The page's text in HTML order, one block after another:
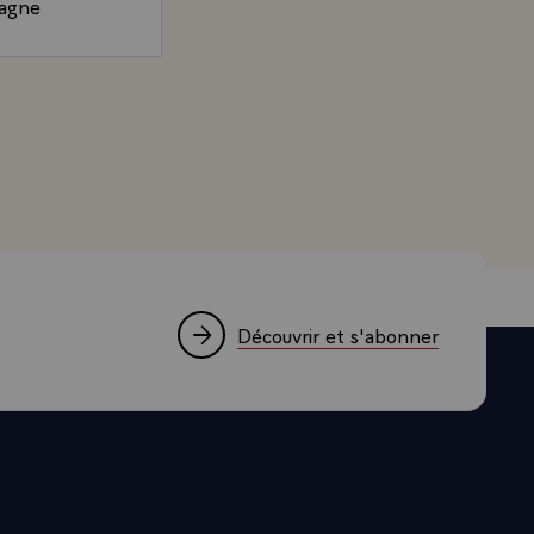
de la
voir tous
et
sur les enjeux politiques et économiques de
Découvrir et s'abonner